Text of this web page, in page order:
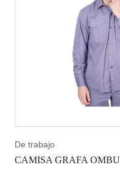
De trabajo
CAMISA GRAFA OMBU